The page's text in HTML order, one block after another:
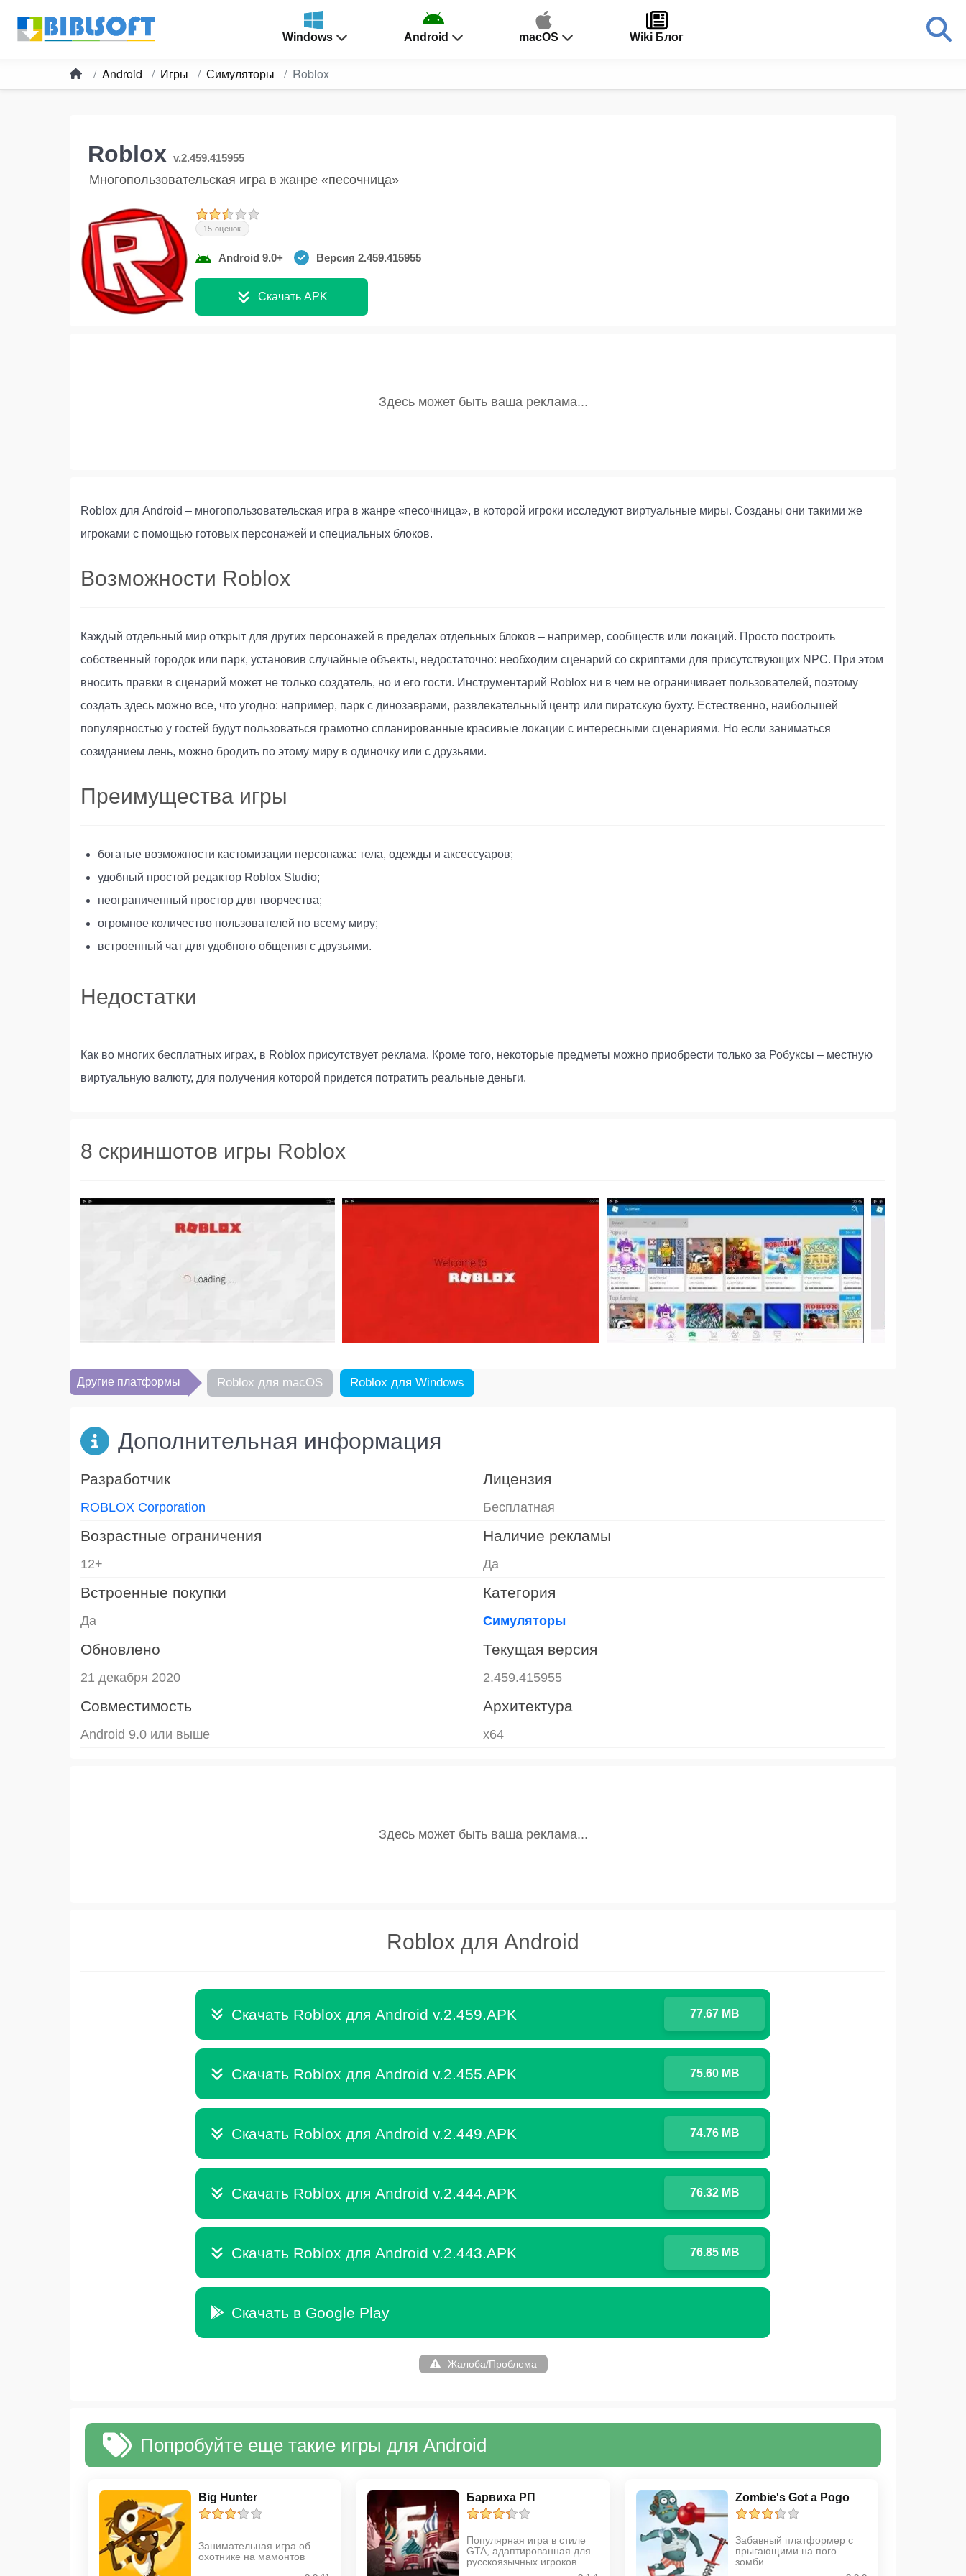
Windows Android macOS Wiki Блог
Android Игры Симуляторы Roblox
Roblox v.2.459.415955
Многопользовательская игра в жанре «песочница»
15 оценок
Android 9.0+ Версия 2.459.415955
Скачать APK
Roblox для Android – многопользовательская игра в жанре «песочница», в которой игроки исследуют виртуальные миры. Созданы они такими же
игроками с помощью готовых персонажей и специальных блоков.
Возможности Roblox
Каждый отдельный мир открыт для других персонажей в пределах отдельных блоков – например, сообществ или локаций. Просто построить
собственный городок или парк, установив случайные объекты, недостаточно: необходим сценарий со скриптами для присутствующих NPC. При этом
вносить правки в сценарий может не только создатель, но и его гости. Инструментарий Roblox ни в чем не ограничивает пользователей, поэтому
создать здесь можно все, что угодно: например, парк с динозаврами, развлекательный центр или пиратскую бухту. Естественно, наибольшей
популярностью у гостей будут пользоваться грамотно спланированные красивые локации с интересными сценариями. Но если заниматься
созиданием лень, можно бродить по этому миру в одиночку или с друзьями.
Преимущества игры
богатые возможности кастомизации персонажа: тела, одежды и аксессуаров;
удобный простой редактор Roblox Studio;
неограниченный простор для творчества;
огромное количество пользователей по всему миру;
встроенный чат для удобного общения с друзьями.
Недостатки
Как во многих бесплатных играх, в Roblox присутствует реклама. Кроме того, некоторые предметы можно приобрести только за Робуксы – местную
виртуальную валюту, для получения которой придется потратить реальные деньги.
8 скриншотов игры Roblox
Другие платформы Roblox для macOS Roblox для Windows
Дополнительная информация
Разработчик
ROBLOX Corporation
Лицензия
Бесплатная
Возрастные ограничения
12+
Наличие рекламы
Да
Встроенные покупки
Да
Категория
Симуляторы
Обновлено
21 декабря 2020
Текущая версия
2.459.415955
Совместимость
Android 9.0 или выше
Архитектура
x64
Roblox для Android
Скачать Roblox для Android v.2.459.APK 77.67 MB
Скачать Roblox для Android v.2.455.APK 75.60 MB
Скачать Roblox для Android v.2.449.APK 74.76 MB
Скачать Roblox для Android v.2.444.APK 76.32 MB
Скачать Roblox для Android v.2.443.APK 76.85 MB
Скачать в Google Play
Жалоба/Проблема
Попробуйте еще такие игры для Android
Big Hunter
Занимательная игра об
охотнике на мамонтов
Барвиха РП
Популярная игра в стиле
GTA, адаптированная для
русскоязычных игроков
Zombie's Got a Pogo
Забавный платформер с
прыгающими на пого
зомби